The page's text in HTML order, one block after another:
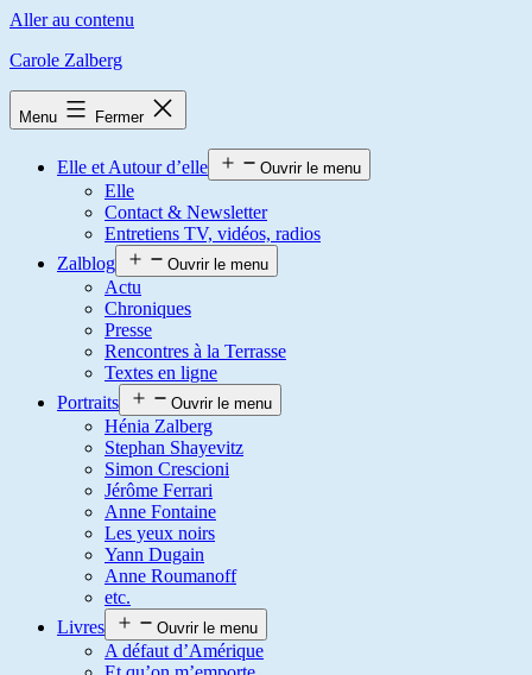
Aller au contenu
Carole Zalberg
Menu Fermer
Elle et Autour d’elle Ouvrir le menu
Elle
Contact & Newsletter
Entretiens TV, vidéos, radios
Zalblog
Ouvrir le menu
Actu
Chroniques
Presse
Rencontres à la Terrasse
Textes en ligne
Portraits
Ouvrir le menu
Hénia Zalberg
Stephan Shayevitz
Simon Crescioni
Jérôme Ferrari
Anne Fontaine
Les yeux noirs
Yann Dugain
Anne Roumanoff
etc.
Livres
Ouvrir le menu
A défaut d’Amérique